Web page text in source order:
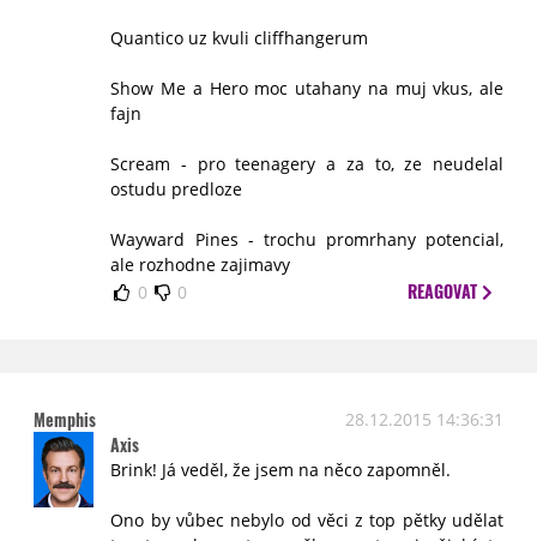
Quantico uz kvuli cliffhangerum
Show Me a Hero moc utahany na muj vkus, ale
fajn
Scream - pro teenagery a za to, ze neudelal
ostudu predloze
Wayward Pines - trochu promrhany potencial,
ale rozhodne zajimavy
0
0 REAGOVAT
Memphis 28.12.2015 14:36:31
Axis
Brink! Já veděl, že jsem na něco zapomněl.
Ono by vůbec nebylo od věci z top pětky udělat